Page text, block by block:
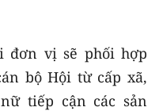
đơn vị sẽ phối hợp
bộ Hội từ cấp xã,
tiếp cận các sản